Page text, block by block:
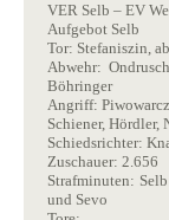
VER Selb – EV
Aufgebot Selb
Tor: Stefaniszin,
Abwehr:
Böhringer
Angriff:
Schiener, Hördler,
Schiedsrichter:
Zuschauer: 2.656
Strafminuten:
und Sevo